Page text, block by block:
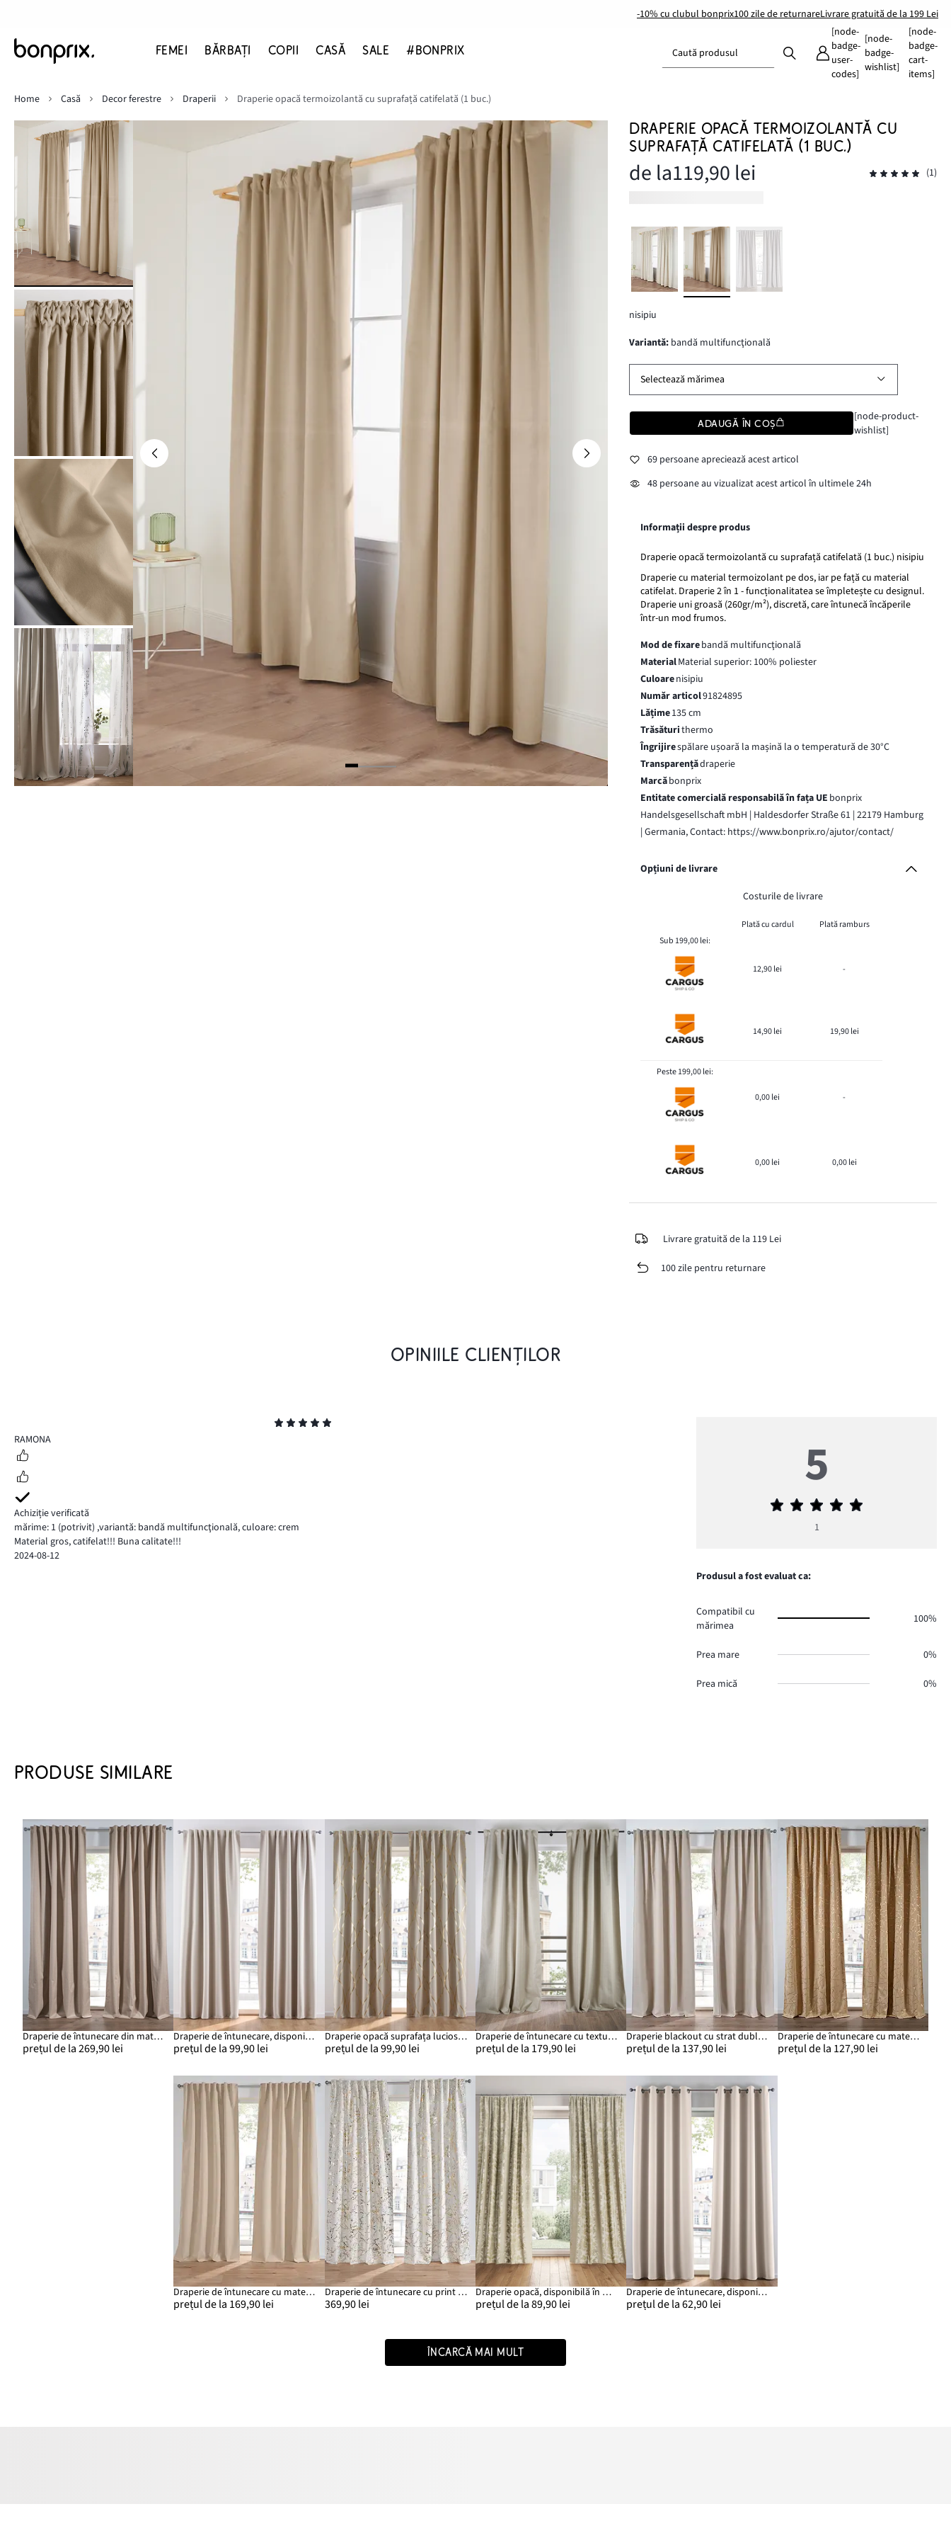
-10% cu clubul bonprix100 zile de returnareLivrare gratuită de la 199 Lei
FEMEI BĂRBAŢI COPII CASĂ SALE #BONPRIX Caută produsul
[node-
badge-
user-
codes]
[node-
badge-
wishlist]
[node-
badge-
cart-
items]
Home
Casă Decor ferestre Draperii Draperie opacă termoizolantă cu suprafață catifelată (1 buc.)
DRAPERIE OPACĂ TERMOIZOLANTĂ CU
SUPRAFAȚĂ CATIFELATĂ (1 BUC.)
de la119,90 lei (1)
nisipiu
variantă: bandă multifuncţională
Selectează mărimea
ADAUGĂ ÎN COȘ
[node-product-
wishlist]
69 persoane apreciează acest articol
48 persoane au vizualizat acest articol în ultimele 24h
Informații despre produs
Draperie opacă termoizolantă cu suprafață catifelată (1 buc.) nisipiu
Draperie cu material termoizolant pe dos, iar pe față cu material
catifelat. Draperie 2 în 1 - funcționalitatea se împletește cu designul.
Draperie uni groasă (260gr/m²), discretă, care întunecă încăperile
într-un mod frumos.
Mod de fixarebandă multifuncţională
MaterialMaterial superior: 100% poliester
Culoarenisipiu
Număr articol91824895
Lățime135 cm
Trăsăturithermo
Îngrijirespălare ușoară la mașină la o temperatură de 30°C
Transparențădraperie
Marcăbonprix
Entitate comercială responsabilă în fața UE bonprix
Handelsgesellschaft mbH | Haldesdorfer Straße 61 | 22179 Hamburg
| Germania, Contact: https://www.bonprix.ro/ajutor/contact/
Opțiuni de livrare
Costurile de livrare
Plată cu cardul
Plată ramburs
Sub 199,00 lei:
12,90 lei -
14,90 lei 19,90 lei
Peste 199,00 lei:
0,00 lei -
0,00 lei 0,00 lei
Livrare gratuită de la 119 Lei
100 zile pentru returnare
OPINIILE CLIENȚILOR
5
RAMONA
Achiziție verificată
mărime: 1 (potrivit) ,variantă: bandă multifuncţională,culoare: crem
Material gros, catifelat!!! Buna calitate!!!
2024-08-12
5
Evaluarea
5
1
Produsul a fost evaluat ca:
Compatibil cu
mărimea
100%
Prea mare 0%
Prea mică 0%
PRODUSE SIMILARE
Draperie de întunecare din material texturat și dos cu strat de acoperire (1 buc.)
prețul de la 269,90 lei
Draperie de întunecare, disponibilă în multe dimensiuni (1 buc.)
prețul de la 99,90 lei
Draperie opacă suprafața lucios (1 buc.)
prețul de la 99,90 lei
Draperie de întunecare cu textură pronunțată, disponibilă și în variantă cu lungime extra (1 buc.)
prețul de la 179,90 lei
Draperie blackout cu strat dublu, cu față texturată, disponibil și la lungime extra (1 buc.)
prețul de la 137,90 lei
Draperie de întunecare cu material lucios, disponibilă și în dimensiune extralungă (1 buc.)
prețul de la 127,90 lei
Draperie de întunecare cu material texturat și dos în aceeași nuanță (set/1 buc.)
prețul de la 169,90 lei
Draperie de întunecare cu print lucios și suprafață catifelată, disponibilă și la lungime extra (set/1 buc.)
369,90 lei
Draperie opacă, disponibilă în multe mărimi (1 buc.)
prețul de la 89,90 lei
Draperie de întunecare, disponibilă în multe dimensiuni (1 buc.)
prețul de la 62,90 lei
ÎNCARCĂ MAI MULT